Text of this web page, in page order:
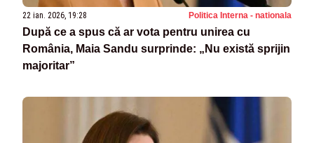
22 ian. 2026, 19:28 Politica Interna - nationala
După ce a spus că ar vota pentru unirea cu
România, Maia Sandu surprinde: „Nu există sprijin
majoritar”